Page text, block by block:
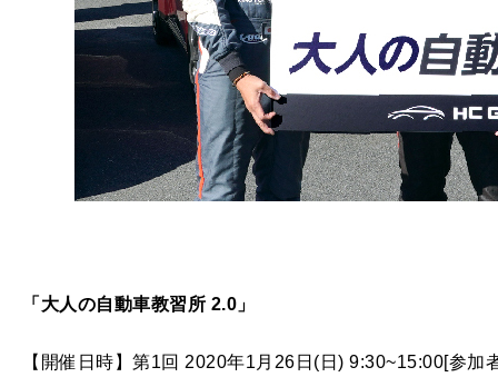
「大人の自動車教習所 2.0」
【開催日時】第1回 2020年1月26日(日) 9:30~15:00[参